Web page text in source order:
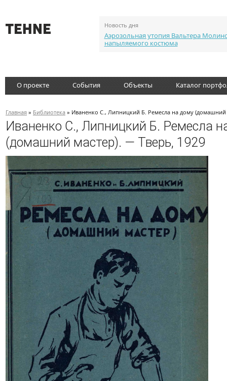
Новость дня
Аэрозольная утопия Вальтера
напыляемого костюма
О проекте События Объекты Каталог
Главная » Библиотека » Иваненко С., Липницкий Б. Ремесла на дому (домашний
Иваненко С., Липницкий Б. Ремесла
(домашний мастер). — Тверь, 1929